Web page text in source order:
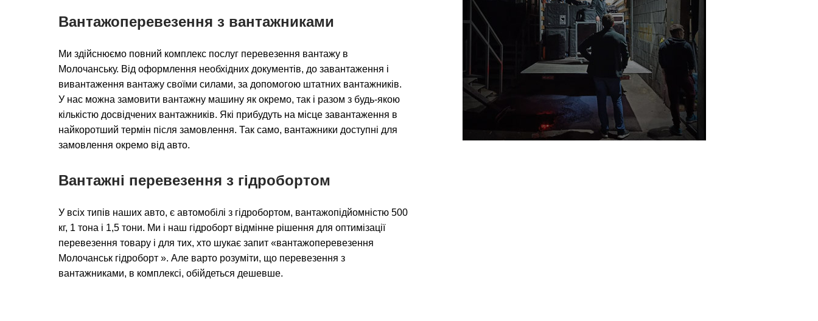
Вантажоперевезення з вантажниками
Ми здійснюємо повний комплекс послуг перевезення вантажу в
Молочанську. Від оформлення необхідних документів, до завантаження і
вивантаження вантажу своїми силами, за допомогою штатних вантажників.
У нас можна замовити вантажну машину як окремо, так і разом з будь-якою
кількістю досвідчених вантажників. Які прибудуть на місце завантаження в
найкоротший термін після замовлення. Так само, вантажники доступні для
замовлення окремо від авто.
Вантажні перевезення з гідробортом
У всіх типів наших авто, є автомобілі з гідробортом, вантажопідйомністю 500
кг, 1 тона і 1,5 тони. Ми і наш гідроборт відмінне рішення для оптимізації
перевезення товару і для тих, хто шукає запит «вантажоперевезення
Молочанськ гідроборт ». Але варто розуміти, що перевезення з
вантажниками, в комплексі, обійдеться дешевше.